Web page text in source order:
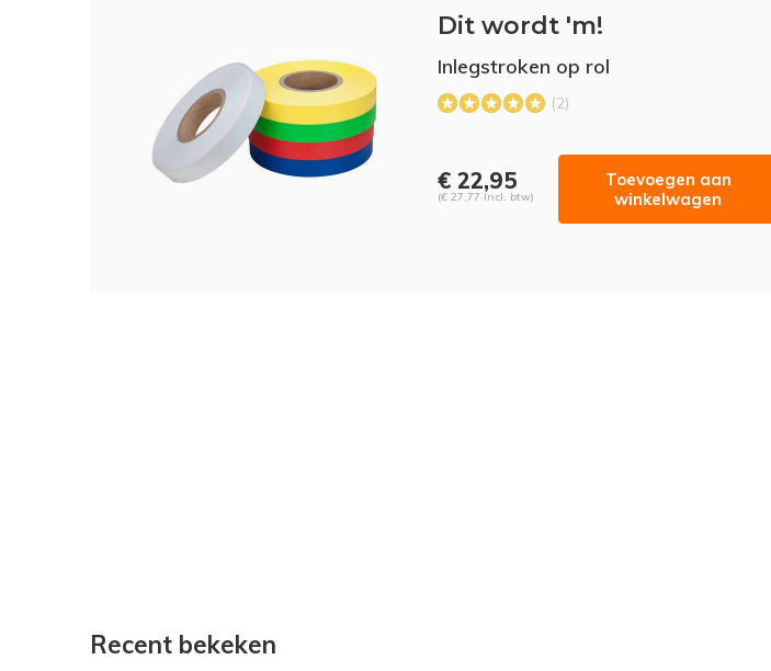
Dit wordt 'm!
Inlegstroken op rol
(2)
€ 22,95
(€ 27,77 Incl. btw)
Toevoegen aan
winkelwagen
Recent bekeken